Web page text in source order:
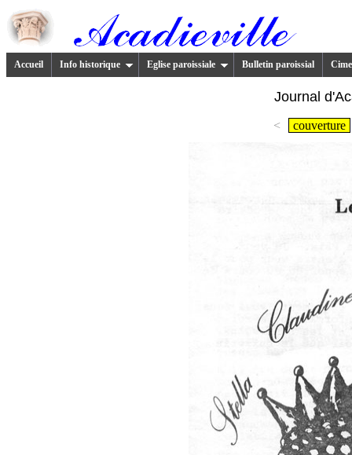
Accueil Info historique Eglise paroissiale Bulletin paroissial
Journal
< couverture